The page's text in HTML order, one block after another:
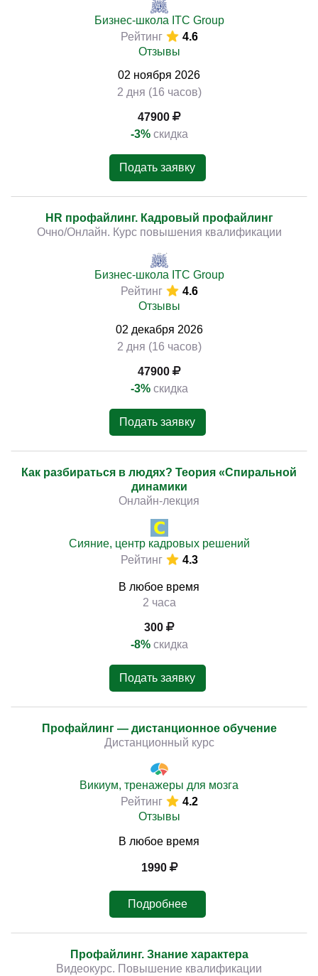
Бизнес-школа ITC Group
Рейтинг
4.6
Отзывы
02 ноября 2026
2 дня (16 часов)
47900
-3% скидка
Подать заявку
HR профайлинг. Кадровый профайлинг
Очно/Онлайн. Курс повышения квалификации
Бизнес-школа ITC Group
Рейтинг
4.6
Отзывы
02 декабря 2026
2 дня (16 часов)
47900
-3% скидка
Подать заявку
Как разбираться в людях? Теория «Спиральной
динамики
Онлайн-лекция
Сияние, центр кадровых решений
Рейтинг
4.3
В любое время
2 часа
300
-8% скидка
Подать заявку
Профайлинг — дистанционное обучение
Дистанционный курс
Викиум, тренажеры для мозга
Рейтинг
4.2
Отзывы
В любое время
1990
Подробнее
Профайлинг. Знание характера
Видеокурс. Повышение квалификации